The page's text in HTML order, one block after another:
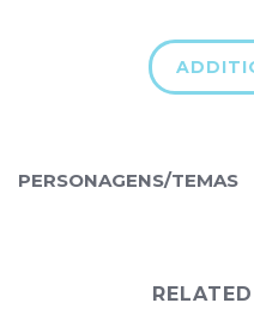
PERSONAGENS/TEMAS